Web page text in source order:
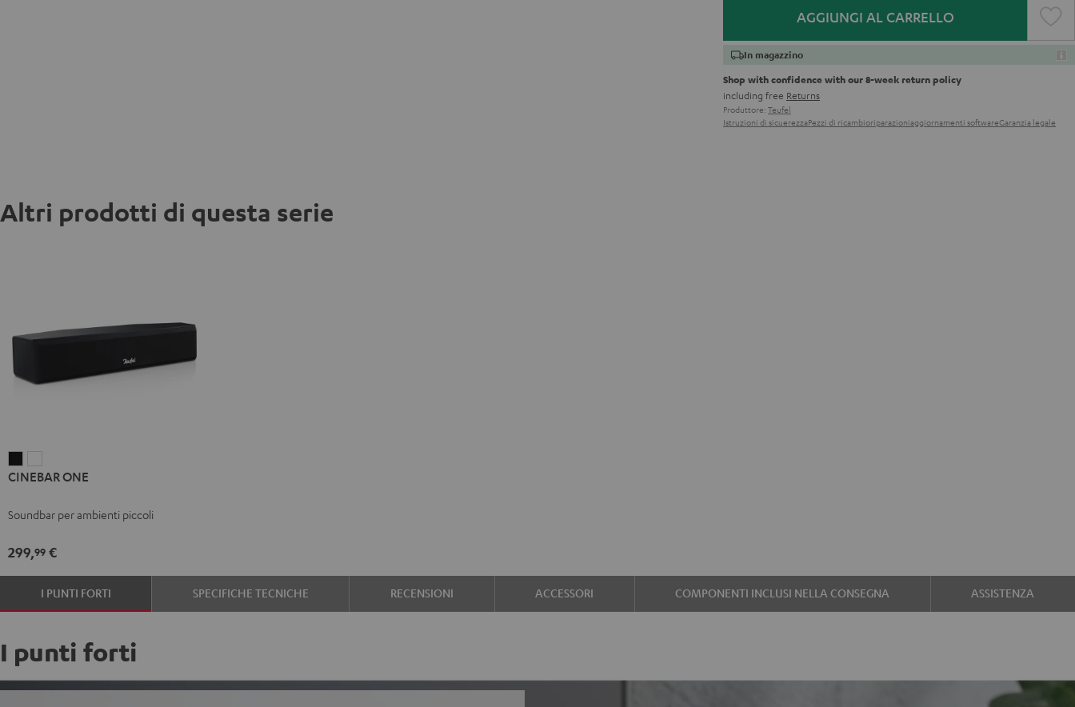
AGGIUNGI AL CARRELLO
In magazzino
Shop with confidence with our 8-week return policy
including free Returns
Produttore: Teufel
Istruzioni di sicuerezzaPezzi di ricambioriparazioniaggiornamenti softwareGaranzia legale
Altri prodotti di questa serie
ONEONE
CINEBAR ONE
Soundbar per ambienti piccoli
299,99 €
I PUNTI FORTI SPECIFICHE TECNICHE RECENSIONI ACCESSORI COMPONENTI INCLUSI NELLA CONSEGNA ASSISTENZA
I punti forti